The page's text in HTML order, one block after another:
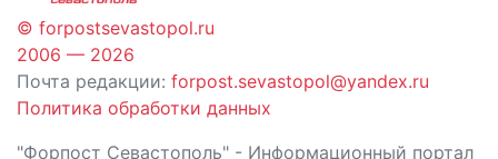
© forpostsevastopol.ru
2006 — 2026
Почта редакции: forpost.sevastopol@yandex.ru
Политика обработки данных
"Форпост Севастополь" - Информационный портал